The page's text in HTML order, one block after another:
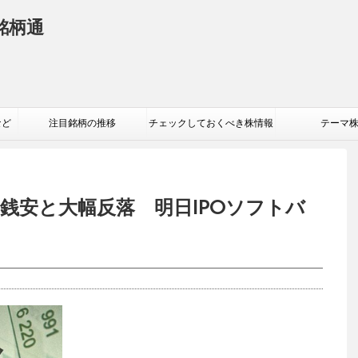
柄通
ど 注目銘柄の推移 チェックしておくべき株情報 テーマ株
銭安と大幅反落 明日IPOソフトバ